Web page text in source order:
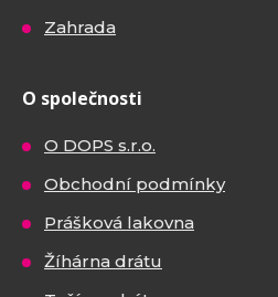
Zahrada
O společnosti
O DOPS s.r.o.
Obchodní podmínky
Prášková lakovna
Žíhárna drátu